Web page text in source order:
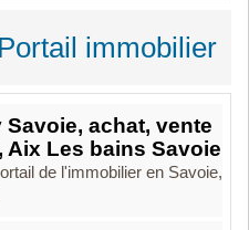
immobilier
achat, vente
Aix Les bains Savoie
de l'immobilier en Savoie,